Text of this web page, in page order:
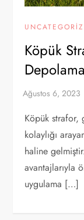
Köpük
Köpük strafor,
kolaylığı
haline
avantajlarıyla
uygulama […]